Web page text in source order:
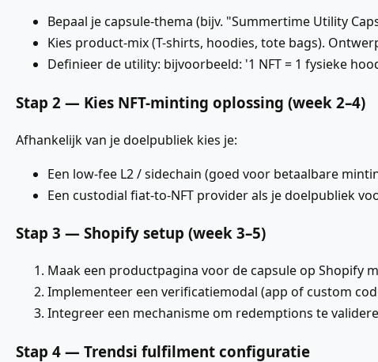
Bepaal je capsule-thema (bijv. "Summertime Utility
Kies product-mix (T-shirts, hoodies, tote bags).
Definieer de utility: bijvoorbeeld: '1 NFT = 1 fysieke
Stap 2 — Kies NFT-minting oplossing (week 2–4)
Afhankelijk van je doelpubliek kies je:
Een low-fee L2 / sidechain (goed voor betaalbare
Een custodial fiat-to-NFT provider als je doelpubliek
Stap 3 — Shopify setup (week 3–5)
Maak een productpagina voor de capsule op Shopify
Implementeer een verificatiemodal (app of custom
Integreer een mechanisme om redemptions te
Stap 4 — Trendsi fulfilment configuratie